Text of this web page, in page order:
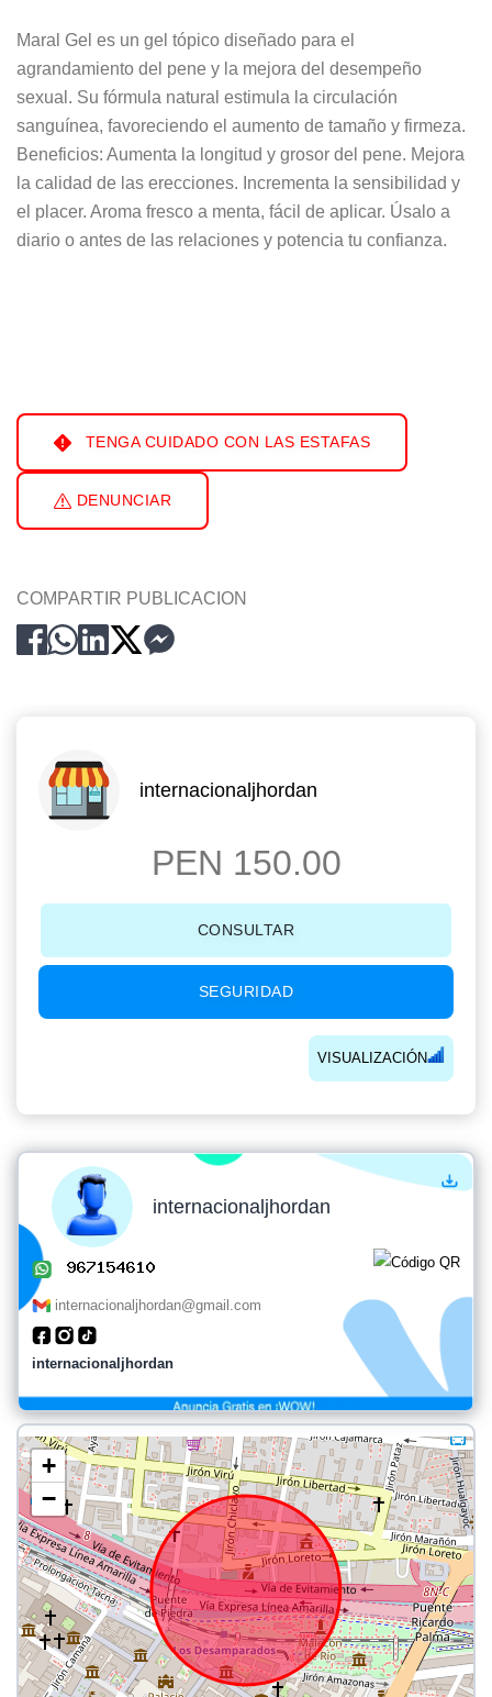
Maral Gel es un gel tópico diseñado para el
agrandamiento del pene y la mejora del desempeño
sexual. Su fórmula natural estimula la circulación
sanguínea, favoreciendo el aumento de tamaño y firmeza.
Beneficios: Aumenta la longitud y grosor del pene. Mejora
la calidad de las erecciones. Incrementa la sensibilidad y
el placer. Aroma fresco a menta, fácil de aplicar. Úsalo a
diario o antes de las relaciones y potencia tu confianza.
TENGA CUIDADO CON LAS ESTAFAS
DENUNCIAR
COMPARTIR PUBLICACION
internacionaljhordan
PEN 150.00
CONSULTAR
SEGURIDAD
VISUALIZACIÓN
internacionaljhordan
internacionaljhordan@gmail.com
internacionaljhordan
+
−